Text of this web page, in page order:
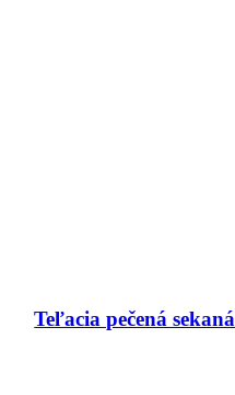
Teľacia pečená sekaná